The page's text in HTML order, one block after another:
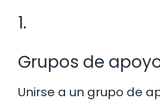
1.
Grupos de
Unirse a un grupo de